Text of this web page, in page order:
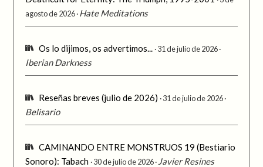
agosto de 2026 Hate Meditations
Os lo dijimos, os advertimos... 31 de julio de 2026
Iberian Darkness
Reseñas breves (julio de 2026) 31 de julio de 2026
Belisario
CAMINANDO ENTRE MONSTRUOS 19 (Bestiario
Sonoro): Tabach 30 de julio de 2026 Javier Resines